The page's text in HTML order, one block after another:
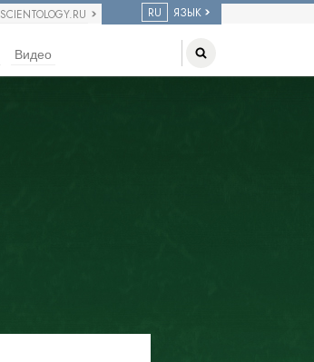
SCIENTOLOGY.RU RU ЯЗЫК
Видео